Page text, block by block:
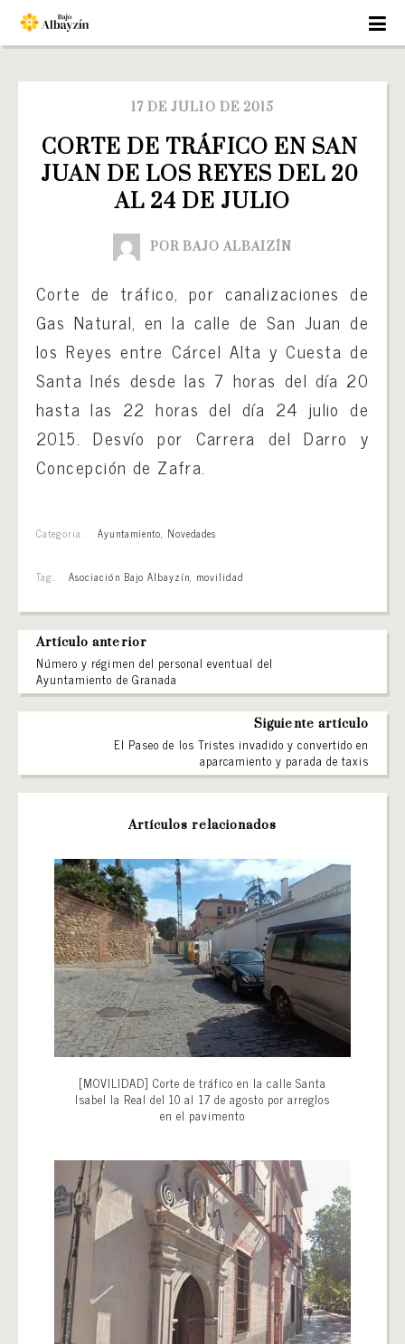
17 DE JULIO DE 2015
CORTE DE TRÁFICO EN SAN
JUAN DE LOS REYES DEL 20
AL 24 DE JULIO
POR BAJO ALBAIZÍN
Corte de tráfico, por canalizaciones de
Gas Natural, en la calle de San Juan de
los Reyes entre Cárcel Alta y Cuesta de
Santa Inés desde las 7 horas del día 20
hasta las 22 horas del día 24 julio de
2015. Desvío por Carrera del Darro y
Concepción de Zafra.
Categoría: Ayuntamiento, Novedades
Tag: Asociación Bajo Albayzín, movilidad
Artículo anterior
Número y régimen del personal eventual del
Ayuntamiento de Granada
Siguiente artículo
El Paseo de los Tristes invadido y convertido en
aparcamiento y parada de taxis
Artículos relacionados
[MOVILIDAD] Corte de tráfico en la calle Santa
Isabel la Real del 10 al 17 de agosto por arreglos
en el pavimento